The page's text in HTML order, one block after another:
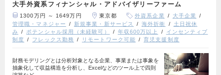
大手外資系フィナンシャル・アドバイザリーファーム
1300万円 ～ 1649万円 東京都 外資系企業
大手企業
管理職・マネジャー
新規事業・新サービス 海外折衝
土日祝休
み
ポテンシャル採用（未経験可） 年収600万以上
インセンティブ
制度
フレックス勤務 リモートワーク可能 育児支援制度
財務モデリングとは分析対象となる企業、事業または事象を
抽象化して収益構造を分析し、Excelなどのツール上で四則